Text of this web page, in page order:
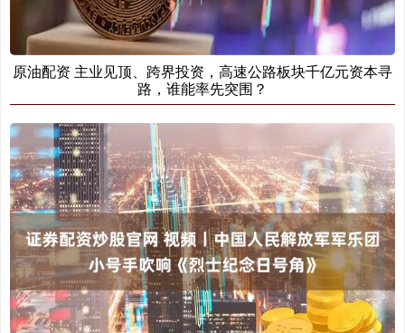
原油配资 主业见顶、跨界投资，高速公路板块千亿元资本寻
路，谁能率先突围？